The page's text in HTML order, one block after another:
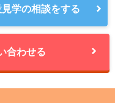
学の相談をする
合わせる